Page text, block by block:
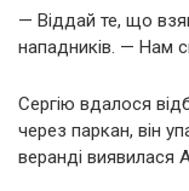
— Віддай те, що
нападників. — Нам
Сергію вдалося
через паркан, він
веранді виявилася